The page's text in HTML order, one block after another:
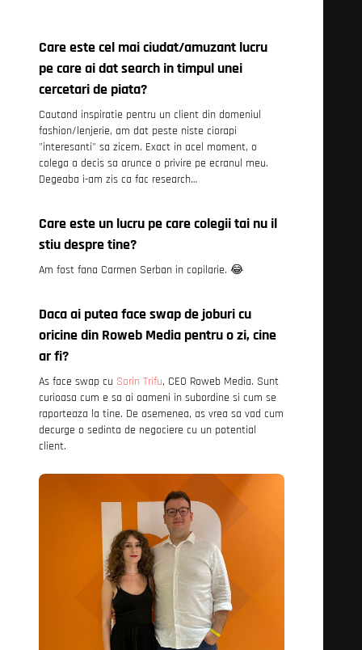
Care este cel mai ciudat/amuzant lucru
pe care ai dat search in timpul unei
cercetari de piata?
Cautand inspiratie pentru un client din domeniul
fashion/lenjerie, am dat peste niste ciorapi
"interesanti" sa zicem. Exact in acel moment, o
colega a decis sa arunce o privire pe ecranul meu.
Degeaba i-am zis ca fac research…
Care este un lucru pe care colegii tai nu il
stiu despre tine?
Am fost fana Carmen Serban in copilarie. 😂
Daca ai putea face swap de joburi cu
oricine din Roweb Media pentru o zi, cine
ar fi?
As face swap cu Sorin Trifu, CEO Roweb Media. Sunt
curioasa cum e sa ai oameni in subordine si cum se
raporteaza la tine. De asemenea, as vrea sa vad cum
decurge o sedinta de negociere cu un potential
client.